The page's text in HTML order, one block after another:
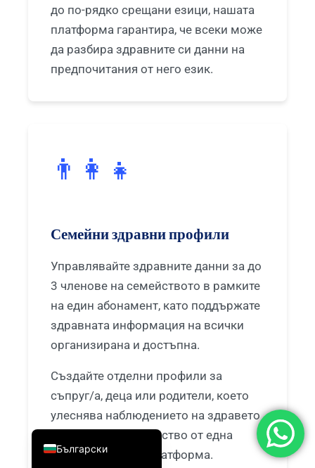
до по-рядко срещани езици, нашата
платформа гарантира, че всеки може
да разбира здравните си данни на
предпочитания от него език.
👨‍👩‍👧
Семейни здравни профили
Управлявайте здравните данни за до
3 членове на семейството в рамките
на един абонамент, като поддържате
здравната информация на всички
организирана и достъпна.
Създайте отделни профили за
съпруг/а, деца или родители, което
улеснява наблюдението на здравето
на цялото ви семейство от една
централизирана платформа.
Български
Deutsch
العربية
עִבְרִית
Italiano
Español
Português
Ελληνικά
简体中文
हिन्दी
Bahasa Indonesia
Հայերեն
Íslenska